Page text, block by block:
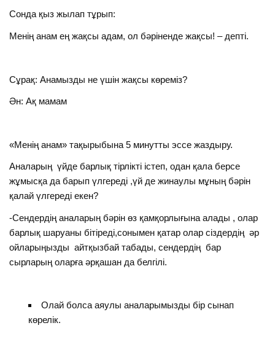
Сонда қыз жылап тұрып:
Менің анам ең жақсы адам, ол бәріненде жақсы! – депті.
Сұрақ: Анамызды не үшін жақсы көреміз?
Ән: Ақ мамам
«Менің анам» тақырыбына 5 минутты эссе жаздыру.
Аналарың үйде барлық тірлікті істеп, одан қала берсе
жұмысқа да барып үлгереді ,үй де жинаулы мұның бәрін
қалай үлгереді екен?
-Сендердің аналарың бәрін өз қамқорлығына алады , олар
барлық шаруаны бітіреді,сонымен қатар олар сіздердің әр
ойларыңызды айтқызбай табады, сендердің бар
сырларың оларға әрқашан да белгілі.
Олай болса аяулы аналарымызды бір сынап
көрелік.